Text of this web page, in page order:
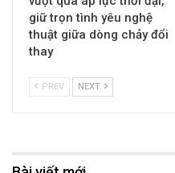
giữ trọn tình yêu nghệ
thuật giữa dòng chảy đổi
thay
PREV NEXT